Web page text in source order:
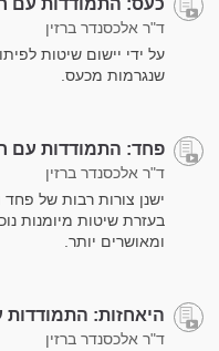
ד"ר אלכסנדר ברזין
על ידי יישום שיטות
שנגרמות מכעס.
פחד: התמודדות עם
ד"ר אלכסנדר ברזין
ישנן צורות רבות של
בעזרת שיטות מיומנות
ומאושרים יותר.
היאחזות:
ד"ר אלכסנדר ברזין